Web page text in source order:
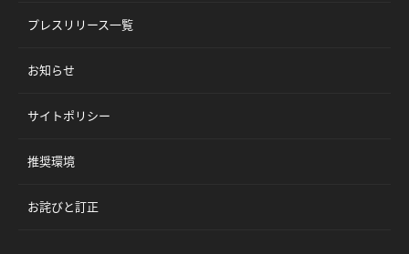
プレスリリース一覧
お知らせ
サイトポリシー
推奨環境
お詫びと訂正